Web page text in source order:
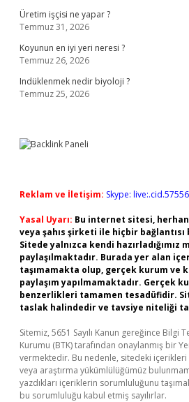
Üretim işçisi ne yapar ?
Temmuz 31, 2026
Koyunun en iyi yeri neresi ?
Temmuz 26, 2026
Indüklenmek nedir biyoloji ?
Temmuz 25, 2026
Reklam ve İletişim: Skype:
Yasal Uyarı: Bu internet sitesi,
veya şahıs şirketi ile hiçbir
Sitede yalnızca kendi hazırladığımız
paylaşılmaktadır. Burada yer alan
taşımamakta olup, gerçek kurum ve
paylaşım yapılmamaktadır. Gerçek
benzerlikleri tamamen tesadüfidir.
taslak halindedir ve tavsiye niteliği
Sitemiz, 5651 Sayılı Kanun gereğince Bilgi
Kurumu (BTK) tarafından onaylanmış bir
vermektedir. Bu nedenle, sitedeki
veya araştırma yükümlülüğümüz
yazdıkları içeriklerin sorumluluğunu
bu sorumluluğu kabul etmiş sayılırlar.